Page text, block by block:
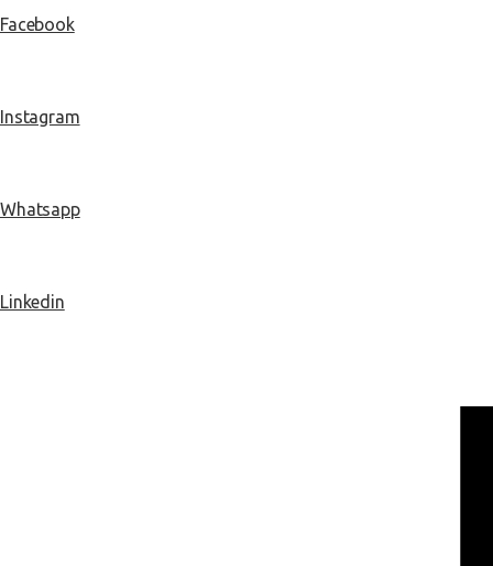
Facebook
Instagram
Whatsapp
Linkedin